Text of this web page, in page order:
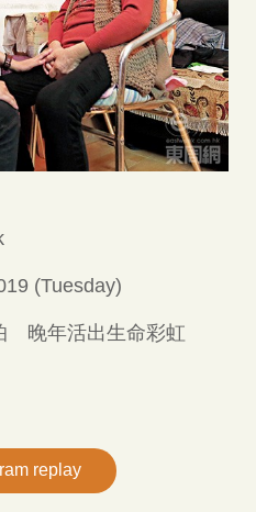
(Tuesday)
晚年活出生命彩虹
replay